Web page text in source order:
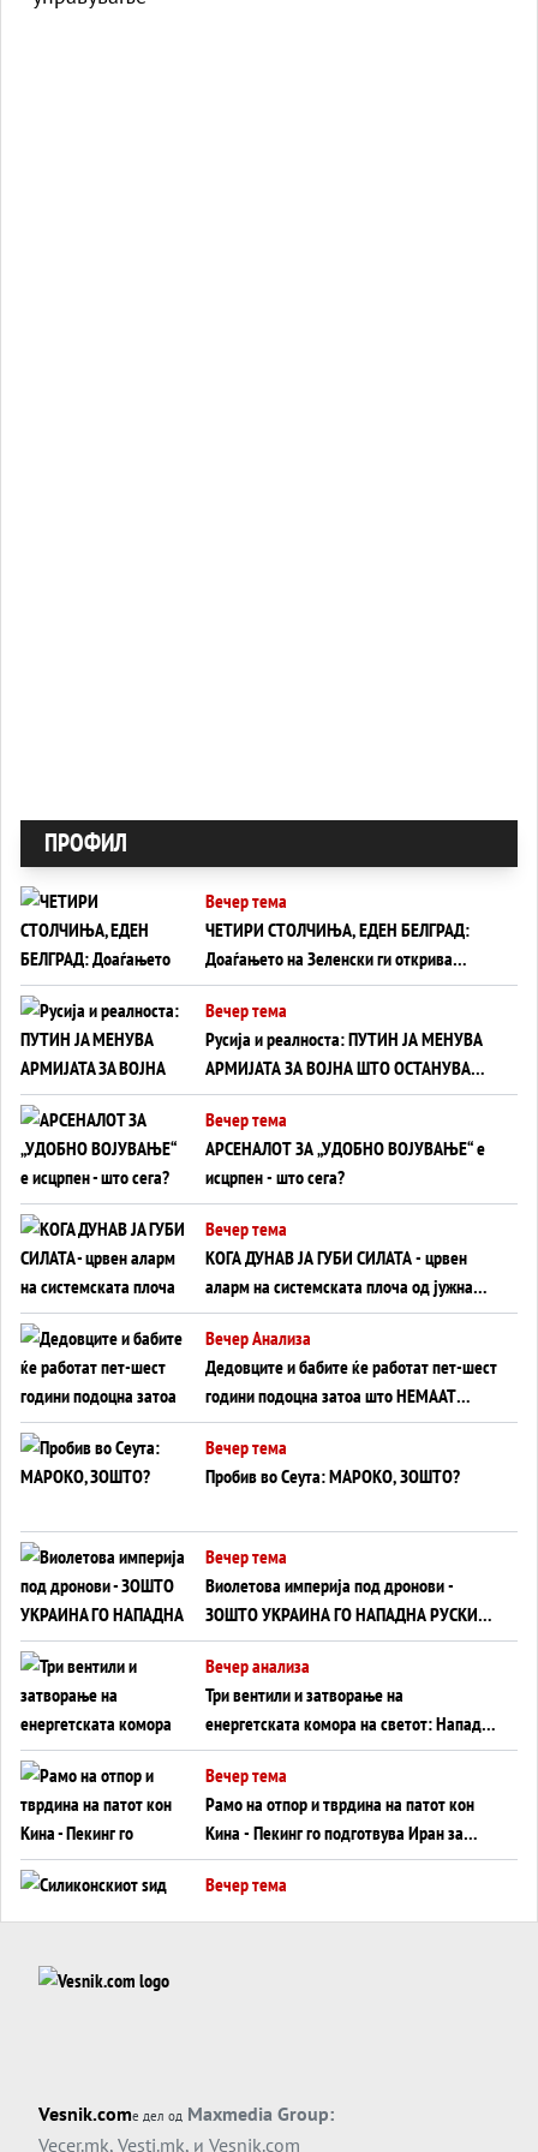
ПРОФИЛ
Вечер тема
ЧЕТИРИ СТОЛЧИЊА, ЕДЕН БЕЛГРАД:
Доаѓањето на Зеленски ги открива
тајните на политиката на балансирање
на Вучиќ
Вечер тема
Русија и реалноста: ПУТИН ЈА МЕНУВА
АРМИЈАТА ЗА ВОЈНА ШТО ОСТАНУВА
БЕЗ ФРОНТ
Вечер тема
АРСЕНАЛОТ ЗА „УДОБНО ВОЈУВАЊЕ“ е
исцрпен - што сега?
Вечер тема
КОГА ДУНАВ ЈА ГУБИ СИЛАТА - црвен
аларм на системската плоча од јужна
Германија до Црното Море...
Вечер Анализа
Дедовците и бабите ќе работат пет-шест
години подоцна затоа што НЕМААТ
ВНУЦИ ДА ГИ ЗАМЕНАТ
Вечер тема
Пробив во Сеута: МАРОКО, ЗОШТО?
Вечер тема
Виолетова империја под дронови -
ЗОШТО УКРАИНА ГО НАПАДНА РУСКИОТ
WILDBERRIES
Вечер анализа
Три вентили и затворање на
енергетската комора на светот: Нападот
во Суец најавува глобален енергетски
инфаркт?
Вечер тема
Рамо на отпор и тврдина на патот кон
Кина - Пекинг го подготвува Иран за
американска копнена инвазија
Вечер тема
Вечер тема
ДЛАБОКО УДОЛУ: Сметководствените
Vesnik.comе дел од Maxmedia Group:
Vecer.mk, Vesti.mk, и Vesnik.com